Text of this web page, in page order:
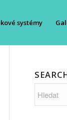
systémy